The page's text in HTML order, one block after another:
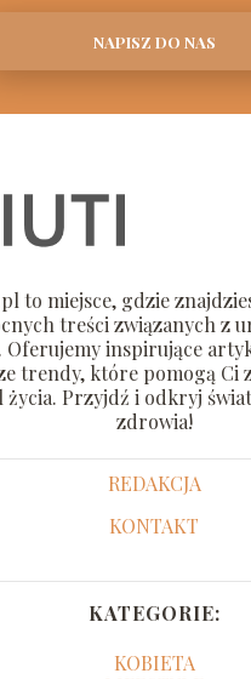
NAPISZ DO NAS
to miejsce, gdzie
treści związanych z
inspirujące
trendy, które pomogą Ci
życia. Przyjdź i odkryj
zdrowia!
REDAKCJA
KONTAKT
KATEGORIE:
KOBIETA